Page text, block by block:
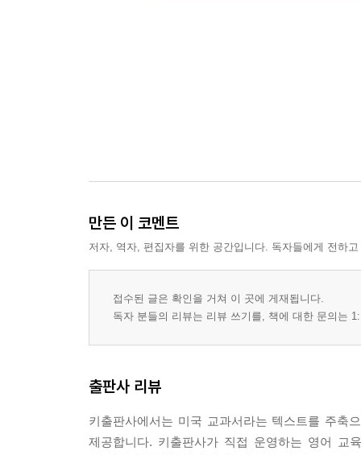
만든 이 코멘트
저자, 역자, 편집자를 위한 공간입니다. 독자들에게 전하
접수된 글은 확인을 거쳐 이 곳에 게재됩니다.
독자 분들의 리뷰는 리뷰 쓰기를, 책에 대한 문의는
출판사 리뷰
키출판사에서는 미국 교과서라는 텍스트를 주축
제공합니다. 키출판사가 직접 운영하는 영어 교